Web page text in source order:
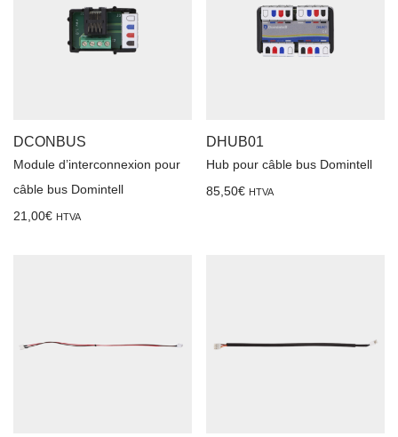
DCONBUS
Module d’interconnexion pour
câble bus Domintell
21,00€ HTVA
DHUB01
Hub pour câble bus Domintell
85,50€ HTVA